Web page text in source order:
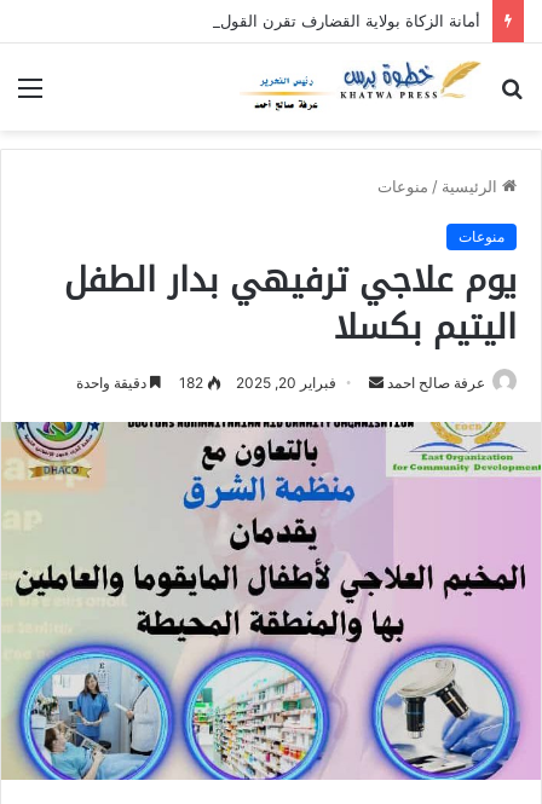
الرئيسية / منوعات
منوعات
يوم علاجي ترفيهي بدار الطفل
اليتيم بكسلا
عرفة صالح احمد
د
ك
فبراير 20, 2025 182 دقيقة واحدة